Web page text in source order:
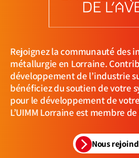
Rejoignez la communauté des
métallurgie en Lorraine.
développement de l’industrie
bénéficiez du soutien de votre
pour le développement de
L’UIMM Lorraine est membre
Nous